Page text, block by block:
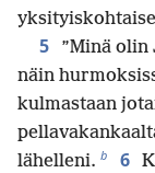
5
”Minä olin
näin
kulmastaan
lähelleni. b 6